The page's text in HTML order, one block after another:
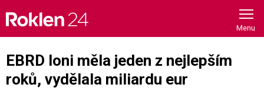
content
EBRD loni měla jeden z nejlepším
roků, vydělala miliardu eur